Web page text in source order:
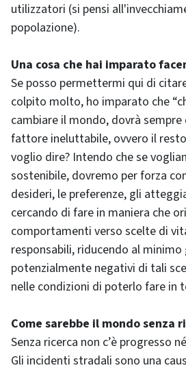
utilizzatori (si pensi
popolazione).
Una cosa che hai imparato
Se posso permettermi qui di
colpito molto, ho imparato che
cambiare il mondo, dovrà
fattore ineluttabile, ovvero il
voglio dire? Intendo che se
sostenibile, dovremo per forza
desideri, le preferenze, gli
cercando di fare in maniera che
comportamenti verso scelte di
responsabili, riducendo al
potenzialmente negativi di tali
nelle condizioni di poterlo fare in
Come sarebbe il mondo senza
Senza ricerca non c’è progresso
Gli incidenti stradali sono una